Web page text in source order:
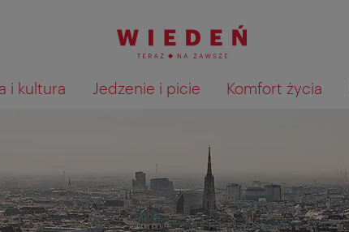
i kultura Jedzenie i picie Komfort życia